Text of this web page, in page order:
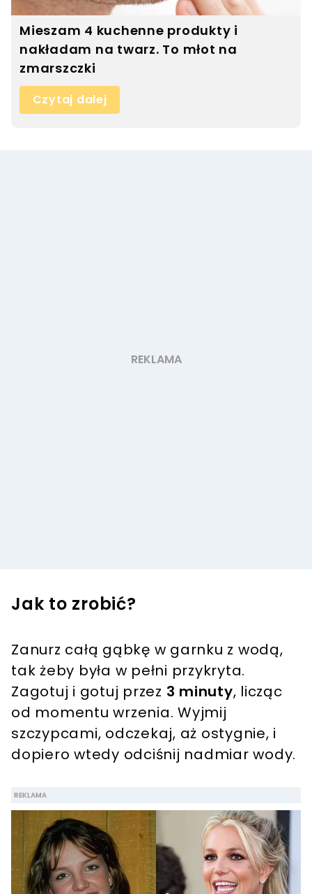
Mieszam 4 kuchenne produkty i
nakładam na twarz. To młot na
zmarszczki
Czytaj dalej
Jak to zrobić?
Zanurz całą gąbkę w garnku z wodą,
tak żeby była w pełni przykryta.
Zagotuj i gotuj przez 3 minuty, licząc
od momentu wrzenia. Wyjmij
szczypcami, odczekaj, aż ostygnie, i
dopiero wtedy odciśnij nadmiar wody.